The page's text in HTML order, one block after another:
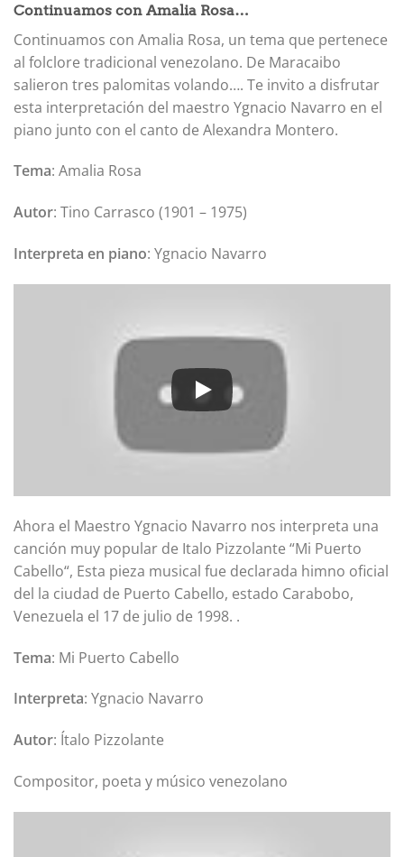
Continuamos con Amalia Rosa…
Continuamos con Amalia Rosa, un tema que pertenece
al folclore tradicional venezolano. De Maracaibo
salieron tres palomitas volando…. Te invito a disfrutar
esta interpretación del maestro Ygnacio Navarro en el
piano junto con el canto de Alexandra Montero.
Tema: Amalia Rosa
Autor: Tino Carrasco (1901 – 1975)
Interpreta en piano: Ygnacio Navarro
Ahora el Maestro Ygnacio Navarro nos interpreta una
canción muy popular de Italo Pizzolante “Mi Puerto
Cabello“, Esta pieza musical fue declarada himno oficial
del la ciudad de Puerto Cabello, estado Carabobo,
Venezuela el 17 de julio de 1998. .
Tema: Mi Puerto Cabello
Interpreta: Ygnacio Navarro
Autor: Ítalo Pizzolante
Compositor, poeta y músico venezolano